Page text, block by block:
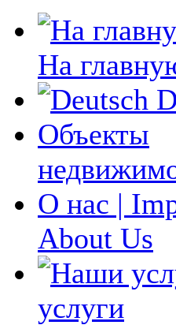
На
Объекты
О нас |
About Us
услуги